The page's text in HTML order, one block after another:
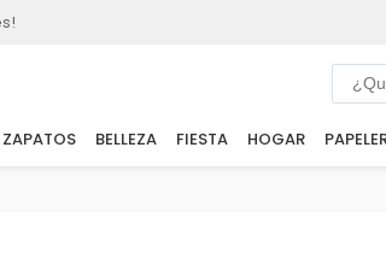
ZAPATOS BELLEZA FIESTA HOGAR